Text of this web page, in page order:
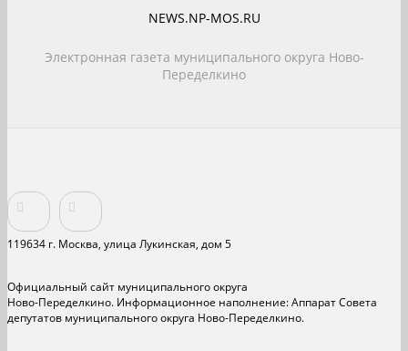
NEWS.NP-MOS.RU
Электронная газета муниципального округа Ново-
Переделкино
119634 г. Москва, улица Лукинская, дом 5
Официальный сайт муниципального округа
Ново-Переделкино. Информационное наполнение: Аппарат Совета
депутатов муниципального округа Ново-Переделкино.